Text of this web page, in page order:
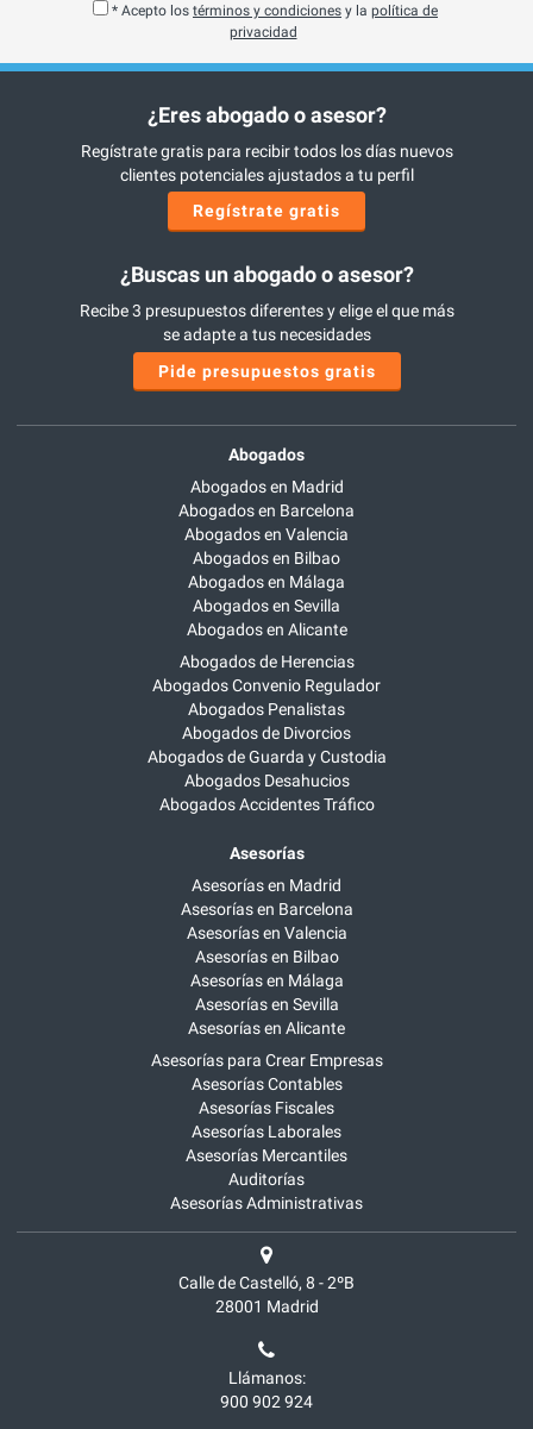
* Acepto los términos y condiciones y la política de
privacidad
¿Eres abogado o asesor?
Regístrate gratis para recibir todos los días nuevos
clientes potenciales ajustados a tu perfil
Regístrate gratis
¿Buscas un abogado o asesor?
Recibe 3 presupuestos diferentes y elige el que más
se adapte a tus necesidades
Pide presupuestos gratis
Abogados
Abogados en Madrid
Abogados en Barcelona
Abogados en Valencia
Abogados en Bilbao
Abogados en Málaga
Abogados en Sevilla
Abogados en Alicante
Abogados de Herencias
Abogados Convenio Regulador
Abogados Penalistas
Abogados de Divorcios
Abogados de Guarda y Custodia
Abogados Desahucios
Abogados Accidentes Tráfico
Asesorías
Asesorías en Madrid
Asesorías en Barcelona
Asesorías en Valencia
Asesorías en Bilbao
Asesorías en Málaga
Asesorías en Sevilla
Asesorías en Alicante
Asesorías para Crear Empresas
Asesorías Contables
Asesorías Fiscales
Asesorías Laborales
Asesorías Mercantiles
Auditorías
Asesorías Administrativas
Calle de Castelló, 8 - 2ºB
28001 Madrid
Llámanos:
900 902 924